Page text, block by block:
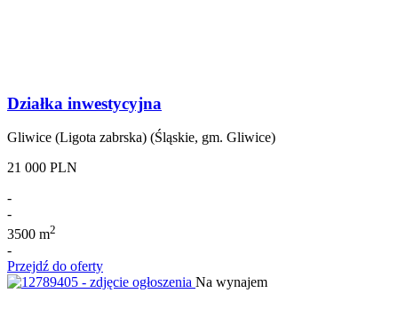
Działka inwestycyjna
Gliwice (Ligota zabrska) (Śląskie, gm. Gliwice)
21 000 PLN
-
-
3500 m2
-
Przejdź do oferty
Na wynajem